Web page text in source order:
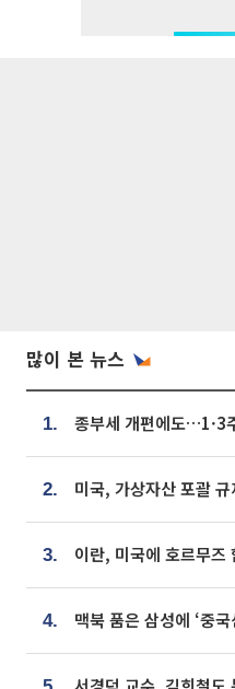
많이 본 뉴스
1.
2.
3.
4.